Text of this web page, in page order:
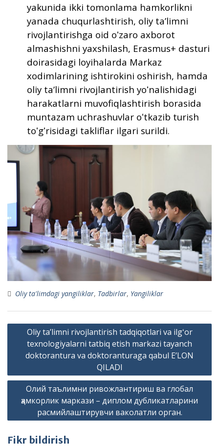
yakunida ikki tomonlama hamkorlikni
yanada chuqurlashtirish, oliy taʼlimni
rivojlantirishga oid oʻzaro axborot
almashishni yaxshilash, Erasmus+ dasturi
doirasidagi loyihalarda Markaz
xodimlarining ishtirokini oshirish, hamda
oliy taʼlimni rivojlantirish yoʻnalishidagi
harakatlarni muvofiqlashtirish borasida
muntazam uchrashuvlar oʻtkazib turish
toʻgʻrisidagi takliflar ilgari surildi.
Oliy ta'limdagi yangiliklar, Tadbirlar, Yangiliklar
Post
menyusi
Oliy taʼlimni rivojlantirish tadqiqotlari va ilgʻor
texnologiyalarni tatbiq etish markazi tayanch
doktorantura va doktoranturaga qabul E’LON
QILADI
Олий таълимни ривожлантириш ва глобал
ҳамкорлик маркази – диплом дубликатларини
расмийлаштирувчи ваколатли орган.
Fikr bildirish